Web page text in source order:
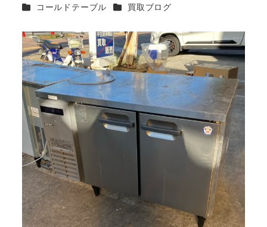
者
カテゴリー
コールドテーブル カテゴリー
買取ブログ